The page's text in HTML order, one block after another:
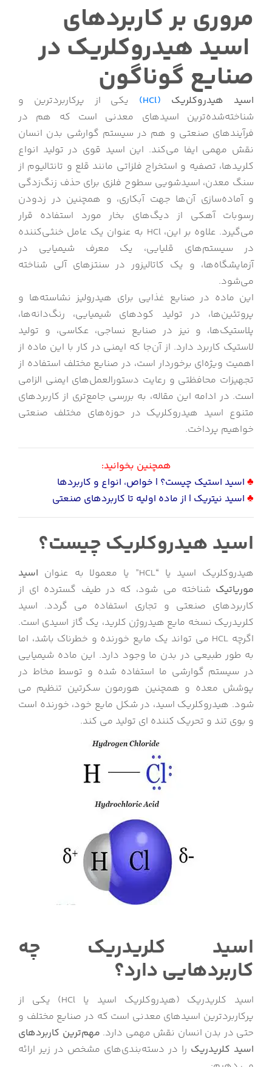
مروری بر کاربردهای
اسید هیدروکلریک در
صنایع گوناگون
اسید هیدروکلریک (HCl)
یکی از پرکاربردترین و
شناخته‌شده‌ترین اسیدهای معدنی است که هم در
فرآیندهای صنعتی و هم در سیستم گوارشی بدن انسان
نقش مهمی ایفا می‌کند. این اسید قوی در تولید انواع
کلریدها، تصفیه و استخراج فلزاتی مانند قلع و تانتالیوم از
سنگ معدن، اسیدشویی سطوح فلزی برای حذف زنگ‌زدگی
و آماده‌سازی آن‌ها جهت آبکاری، و همچنین در زدودن
رسوبات آهکی از دیگ‌های بخار مورد استفاده قرار
می‌گیرد. علاوه بر این، HCl به عنوان یک عامل خنثی‌کننده
در سیستم‌های قلیایی، یک معرف شیمیایی در
آزمایشگاه‌ها، و یک کاتالیزور در سنتزهای آلی شناخته
می‌شود.
این ماده در صنایع غذایی برای هیدرولیز نشاسته‌ها و
پروتئین‌ها، در تولید کودهای شیمیایی، رنگ‌دانه‌ها،
پلاستیک‌ها، و نیز در صنایع نساجی، عکاسی، و تولید
لاستیک کاربرد دارد. از آن‌جا که ایمنی در کار با این ماده از
اهمیت ویژه‌ای برخوردار است، در صنایع مختلف استفاده از
تجهیزات محافظتی و رعایت دستورالعمل‌های ایمنی الزامی
است. در ادامه این مقاله، به بررسی جامع‌تری از کاربردهای
متنوع اسید هیدروکلریک در حوزه‌های مختلف صنعتی
خواهیم پرداخت.
همچنین بخوانید:
♣ اسید استیک چیست؟ | خواص، انواع و کاربردها
♣ اسید نیتریک | از ماده اولیه تا کاربردهای صنعتی
اسید هیدروکلریک چیست؟
هیدروکلریک اسید یا “HCL” یا معمولا به عنوان
اسید
موریاتیک شناخته می شود، که در طیف گسترده ای از
کاربردهای صنعتی و تجاری استفاده می گردد. اسید
کلریدریک نسخه مایع هیدروژن کلرید، یک گاز اسیدی است.
اگرچه HCL می تواند یک مایع خورنده و خطرناک باشد، اما
به طور طبیعی در بدن ما وجود دارد. این ماده شیمیایی
در سیستم گوارشی ما استفاده شده و توسط مخاط در
پوشش معده و همچنین هورمون سکرتین تنظیم می
شود. هیدروکلریک اسید، در شکل مایع خود، خورنده است
و بوی تند و تحریک کننده ای تولید می کند.
اسید کلریدریک چه
کاربردهایی دارد؟
اسید کلریدریک (هیدروکلریک اسید یا HCl) یکی از
پرکاربردترین اسیدهای معدنی است که در صنایع مختلف و
حتی در بدن انسان نقش مهمی دارد. مهم‌ترین کاربردهای
اسید کلریدریک را در دسته‌بندی‌های مشخص در زیر ارائه